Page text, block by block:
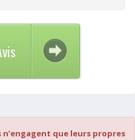
que leurs propres